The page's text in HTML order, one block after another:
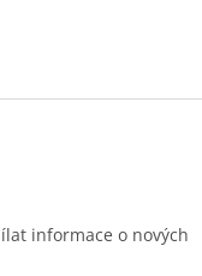
informace o nových